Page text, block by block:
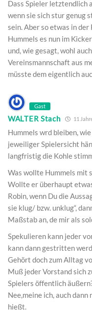
Dass Spieler letztendlich
wenn sie sich stur genug
sein. Aber so etwas in der
Hummels es nun im
und, wie gesagt, wohl
Vereinsmannschaft aus
müsste dem eigentlich
Gast
WALTER Stach 11
Hummels wrd bleiben,
jeweiliger Spielersicht
langfristig die Kohle
Was wollte Hummels mit
Wollte er überhaupt
Robin, wenn Du die
sie klug/ bzw. unklug“,
Maßstab an, de mir als
Spekulieren kann jeder
kann dann gestritten
Gehört doch zum Alltag
Muß jeder Vorstand sich
Spielers öffentlich
Nee,meine ich, auch
hießt.